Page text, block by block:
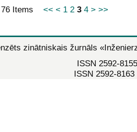
76 Items << < 1 2 3 4 > >>
zinātniskais žurnāls
ISSN 2592-
ISSN 2592-8163